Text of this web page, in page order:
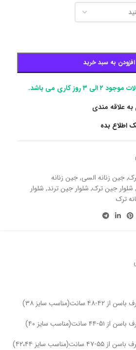
افزودن به سبد خرید
کاری می باشد.
به علاقه مندی
اطلاع بده
,جین زنانه السی,جین زنانه
, شلوار جین ترک, شلوار جین ترند, شلوار
ترک